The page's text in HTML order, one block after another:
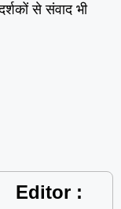
से संवाद भी
Editor :